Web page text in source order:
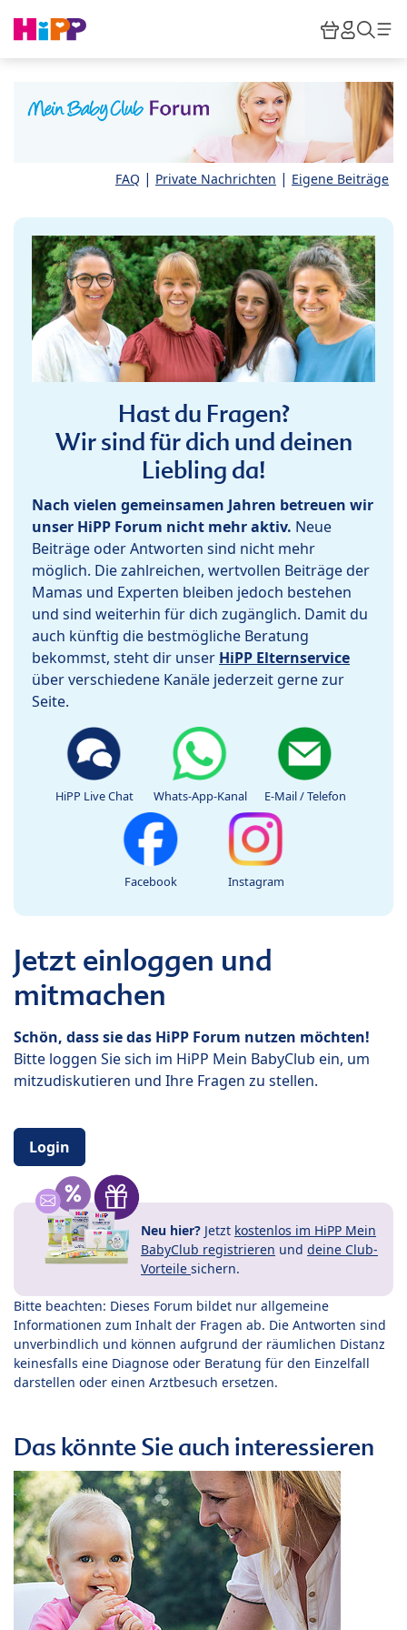
HiPP
FAQ | Private Nachrichten | Eigene Beiträge
Hast du Fragen?
Wir sind für dich und deinen
Liebling da!
Nach vielen gemeinsamen Jahren betreuen wir
unser HiPP Forum nicht mehr aktiv. Neue
Beiträge oder Antworten sind nicht mehr
möglich. Die zahlreichen, wertvollen Beiträge der
Mamas und Experten bleiben jedoch bestehen
und sind weiterhin für dich zugänglich. Damit du
auch künftig die bestmögliche Beratung
bekommst, steht dir unser HiPP Elternservice
über verschiedene Kanäle jederzeit gerne zur
Seite.
HiPP Live Chat Whats-App-Kanal E-Mail / Telefon
Facebook Instagram
Jetzt einloggen und
mitmachen
Schön, dass sie das HiPP Forum nutzen möchten!
Bitte loggen Sie sich im HiPP Mein BabyClub ein, um
mitzudiskutieren und Ihre Fragen zu stellen.
Login
Neu hier? Jetzt kostenlos im HiPP Mein
BabyClub registrieren und deine Club-
Vorteile sichern.
Bitte beachten: Dieses Forum bildet nur allgemeine
Informationen zum Inhalt der Fragen ab. Die Antworten sind
unverbindlich und können aufgrund der räumlichen Distanz
keinesfalls eine Diagnose oder Beratung für den Einzelfall
darstellen oder einen Arztbesuch ersetzen.
Das könnte Sie auch interessieren